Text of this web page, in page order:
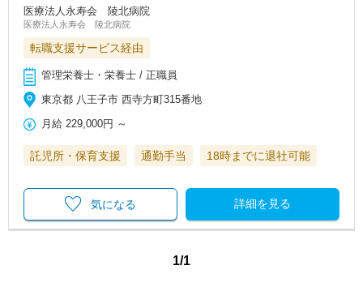
医療法人永寿会 陵北病院
医療法人永寿会 陵北病院
転職支援サービス経由
管理栄養士・栄養士 / 正職員
東京都 八王子市 西寺方町315番地
月給 229,000円 ～
託児所・保育支援 通勤手当 18時までに退社可能
詳細を見る
気になる
1/1